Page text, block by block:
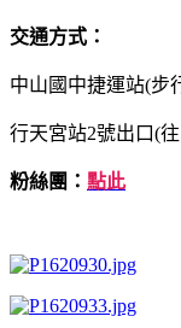
交通方式：
中山國中捷運站(步
行天宮站2號出口(
粉絲團： 點此